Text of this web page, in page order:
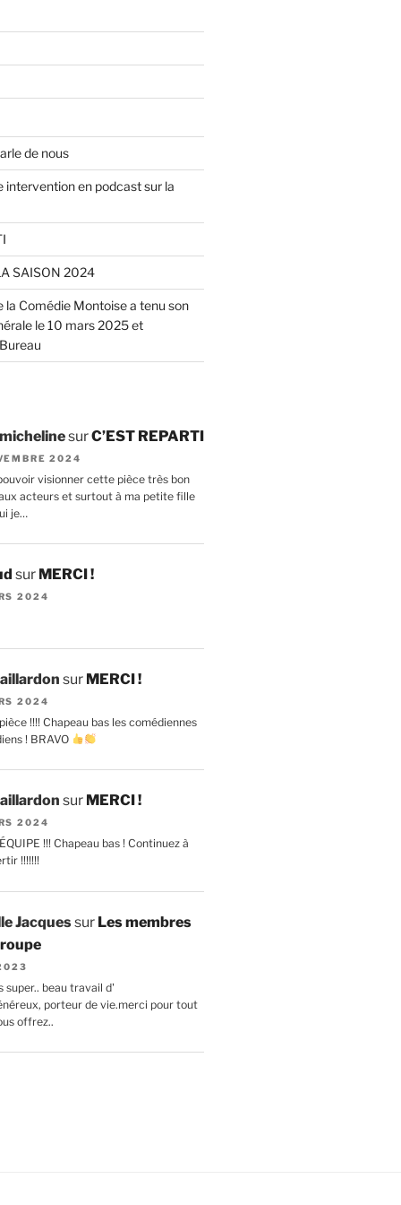
de nous
intervention en podcast sur la
SAISON 2024
la Comédie Montoise a tenu son
le 10 mars 2025 et
surC’EST REPARTI
2024
visionner cette pièce très bon
acteurs et surtout à ma petite fille
je…
sur MERCI !
2024
sur MERCI !
2024
!!!! Chapeau bas les comédiennes
! BRAVO
sur MERCI !
2024
!!! Chapeau bas ! Continuez à
!!!!!!!
Jacquessur Les membres
super.. beau travail d'
porteur de vie.merci pour tout
offrez..